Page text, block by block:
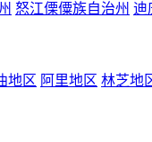
怒江傈僳族自治州 迪
地区 阿里地区 林芝地